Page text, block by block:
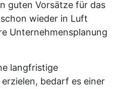
guten Vorsätze für das
wieder in Luft
Unternehmensplanung
langfristige
bedarf es einer